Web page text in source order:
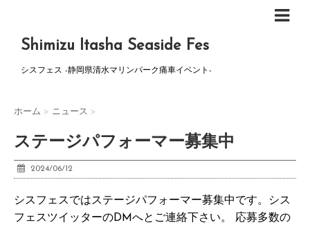
Shimizu Itasha Seaside Fes
シスフェス -静岡県清水マリンパーク痛車イベント-
ホーム > ニュース >
ステージパフォーマー募集中
2024/06/12
シスフェスではステージパフォーマー募集中です。シス
フェスツイッターのDMへとご連絡下さい。 応募多数の